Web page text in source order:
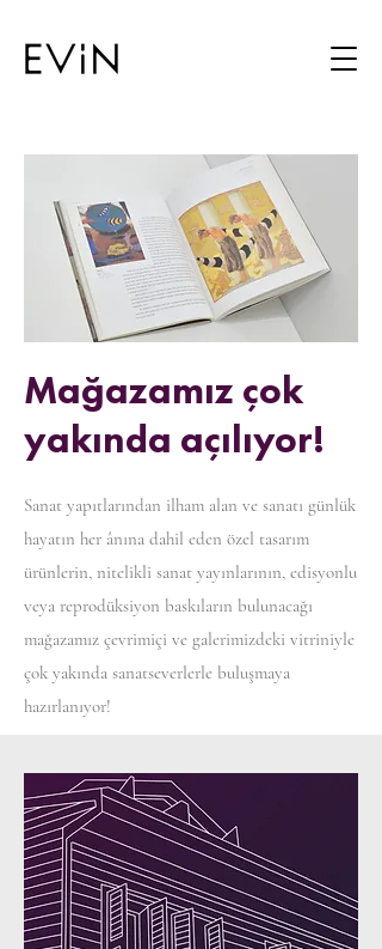
Mağazamız çok
yakında açılıyor!
Sanat yapıtlarından ilham alan ve sanatı günlük
hayatın her ânına dahil eden özel tasarım
ürünlerin, nitelikli sanat yayınlarının, edisyonlu
veya reprodüksiyon baskıların bulunacağı
mağazamız çevrimiçi ve galerimizdeki vitriniyle
çok yakında sanatseverlerle buluşmaya
hazırlanıyor!